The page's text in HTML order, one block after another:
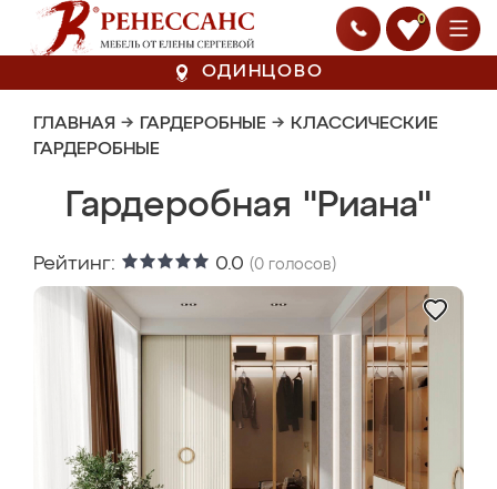
0
ОДИНЦОВО
ГЛАВНАЯ → ГАРДЕРОБНЫЕ → КЛАССИЧЕСКИЕ
ГАРДЕРОБНЫЕ
Гардеробная "Риана"
Рейтинг: 0.0 (0 голосов)